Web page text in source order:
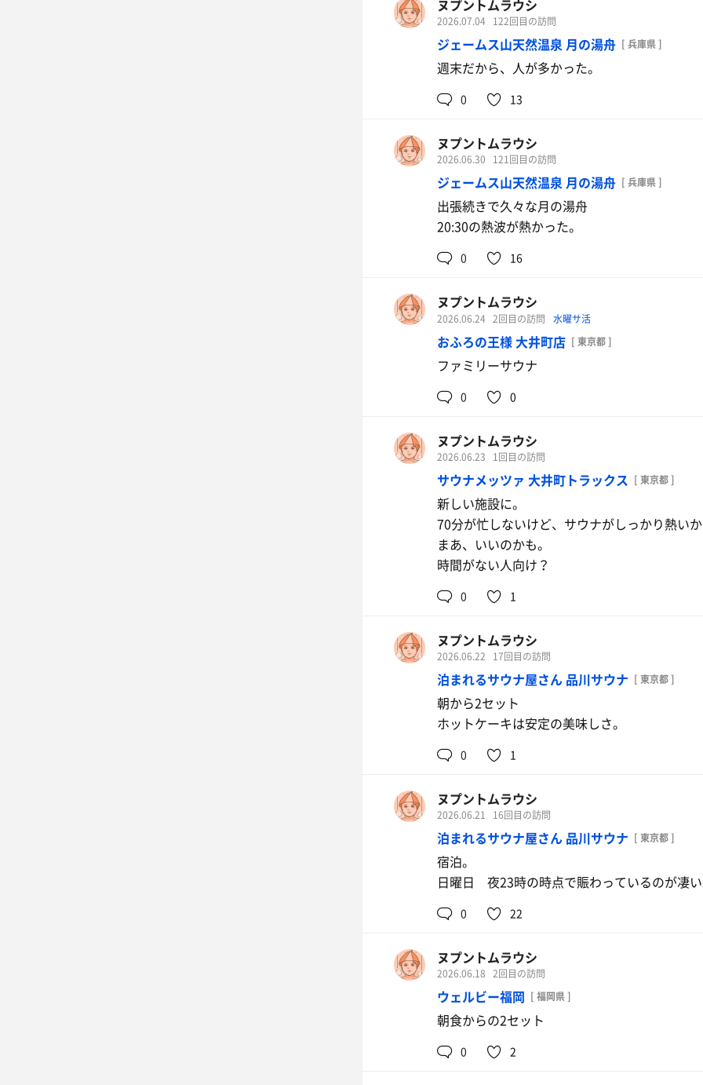
ヌプントムラウシ
2026.07.04 122回目の訪問
ジェームス山天然温泉 月の湯舟 [ 兵庫県 ]
週末だから、人が多かった。
0 13
ヌプントムラウシ
2026.06.30 121回目の訪問
ジェームス山天然温泉 月の湯舟 [ 兵庫県 ]
出張続きで久々な月の湯舟
20:30の熱波が熱かった。
0 16
ヌプントムラウシ
2026.06.24 2回目の訪問 水曜サ活
おふろの王様 大井町店 [ 東京都 ]
ファミリーサウナ
0 0
ヌプントムラウシ
2026.06.23 1回目の訪問
サウナメッツァ 大井町トラックス [ 東京都 ]
新しい施設に。
70分が忙しないけど、サウナがしっかり熱い
まあ、いいのかも。
時間がない人向け？
0 1
ヌプントムラウシ
2026.06.22 17回目の訪問
泊まれるサウナ屋さん 品川サウナ [ 東京都 ]
朝から2セット
ホットケーキは安定の美味しさ。
0 1
ヌプントムラウシ
2026.06.21 16回目の訪問
泊まれるサウナ屋さん 品川サウナ [ 東京都 ]
宿泊。
日曜日 夜23時の時点で賑わっているのが凄
0 22
ヌプントムラウシ
2026.06.18 2回目の訪問
ウェルビー福岡 [ 福岡県 ]
朝食からの2セット
0 2